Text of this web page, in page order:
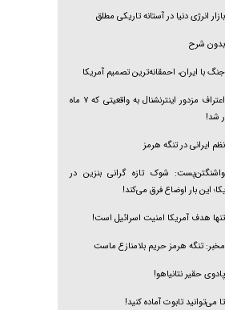
بازار انرژی دنیا در آستانه تاریکی مطلق
بدون شرح
جنگ با ایران، احمقانه‌ترین تصمیم آمریکا
اعتراف مزدور اینترنشنال به واقعیتی که ۷ ماه
شد!
نظم ایرانی در تنگه هرمز
واشنگتن‌پست: شوک تازه گرانی بنزین در
این بار اوضاع فرق می‌کند!
تنها هدف آمریکا امنیت اسرائیل است!
مخبر: تنگه هرمز حریم بلامنازع ماست
پادوی حقیر نتانیاهو!
تا می‌توانید تابوت آماده کنید!